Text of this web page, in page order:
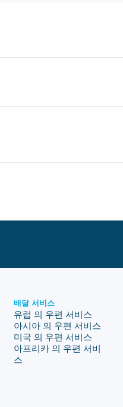
배달 서비스
유럽 의 우편 서비스
아시아 의 우편 서비스
미국 의 우편 서비스
아프리카 의 우편 서비
스